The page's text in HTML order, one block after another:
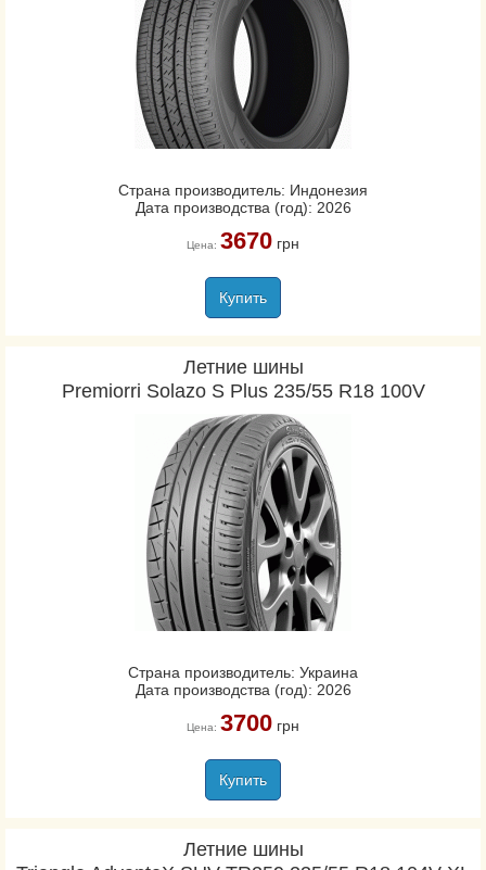
Страна производитель: Индонезия
Дата производства (год): 2026
Цена: 3670грн
Купить
Летние шины
Premiorri Solazo S Plus 235/55 R18 100V
Страна производитель: Украина
Дата производства (год): 2026
Цена: 3700грн
Купить
Летние шины